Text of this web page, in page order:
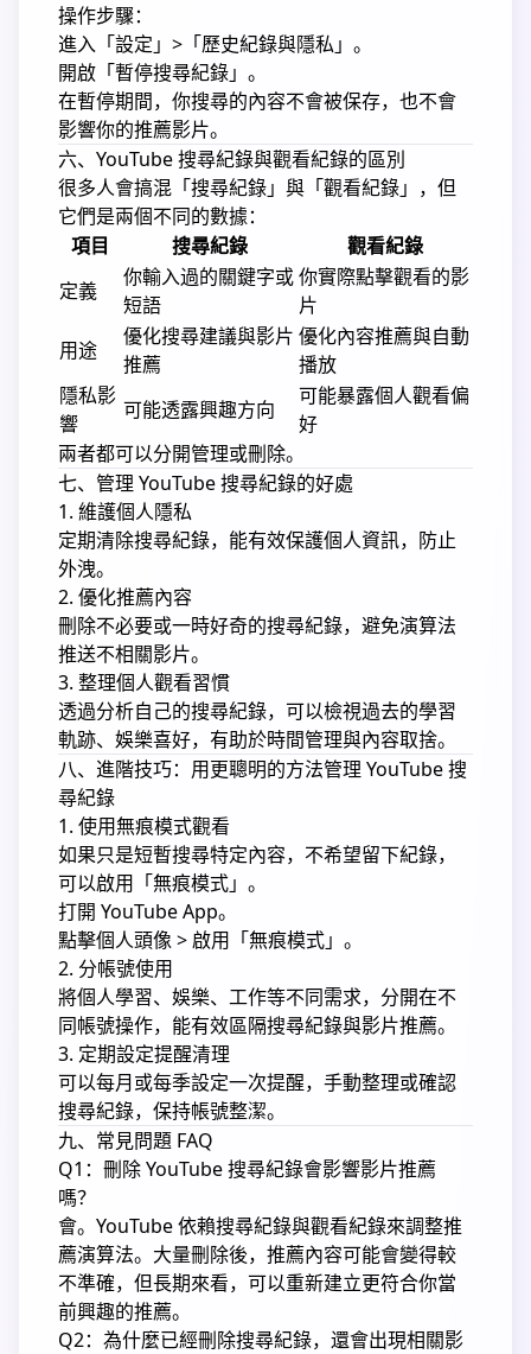
操作步驟：
進入「設定」>「歷史紀錄與隱私」。
開啟「暫停搜尋紀錄」。
在暫停期間，你搜尋的內容不會被保存，也不會
影響你的推薦影片。
六、YouTube 搜尋紀錄與觀看紀錄的區別
很多人會搞混「搜尋紀錄」與「觀看紀錄」，但
它們是兩個不同的數據：
項目
搜尋紀錄
觀看紀錄
定義
你輸入過的關鍵字或
短語
你實際點擊觀看的影
片
用途
優化搜尋建議與影片
推薦
優化內容推薦與自動
播放
隱私影
響
可能透露興趣方向
可能暴露個人觀看偏
好
兩者都可以分開管理或刪除。
七、管理 YouTube 搜尋紀錄的好處
1. 維護個人隱私
定期清除搜尋紀錄，能有效保護個人資訊，防止
外洩。
2. 優化推薦內容
刪除不必要或一時好奇的搜尋紀錄，避免演算法
推送不相關影片。
3. 整理個人觀看習慣
透過分析自己的搜尋紀錄，可以檢視過去的學習
軌跡、娛樂喜好，有助於時間管理與內容取捨。
八、進階技巧：用更聰明的方法管理 YouTube 搜
尋紀錄
1. 使用無痕模式觀看
如果只是短暫搜尋特定內容，不希望留下紀錄，
可以啟用「無痕模式」。
打開 YouTube App。
點擊個人頭像 > 啟用「無痕模式」。
2. 分帳號使用
將個人學習、娛樂、工作等不同需求，分開在不
同帳號操作，能有效區隔搜尋紀錄與影片推薦。
3. 定期設定提醒清理
可以每月或每季設定一次提醒，手動整理或確認
搜尋紀錄，保持帳號整潔。
九、常見問題 FAQ
Q1：刪除 YouTube 搜尋紀錄會影響影片推薦
嗎？
會。YouTube 依賴搜尋紀錄與觀看紀錄來調整推
薦演算法。大量刪除後，推薦內容可能會變得較
不準確，但長期來看，可以重新建立更符合你當
前興趣的推薦。
Q2：為什麼已經刪除搜尋紀錄，還會出現相關影